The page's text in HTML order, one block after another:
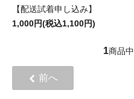
【配送試着申し込み】
1,000円(税込1,100円)
1商品中
前へ